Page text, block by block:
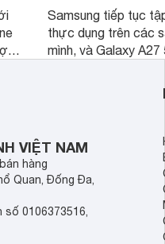
Samsung tiếp tục
thực dụng trên các
mình, và Galaxy
tới cho người dùng
lượng với nhiều
VIỆT NAM
hàng
Quan, Đống Đa,
số 0106373516,